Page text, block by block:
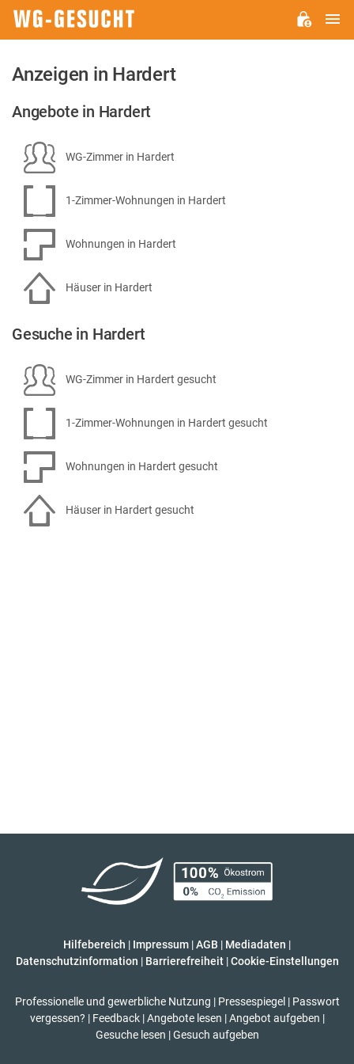
Anzeigen in Hardert
Angebote in Hardert
WG-Zimmer in Hardert
1-Zimmer-Wohnungen in Hardert
Wohnungen in Hardert
Häuser in Hardert
Gesuche in Hardert
WG-Zimmer in Hardert gesucht
1-Zimmer-Wohnungen in Hardert gesucht
Wohnungen in Hardert gesucht
Häuser in Hardert gesucht
Hilfebereich | Impressum |AGB | Mediadaten |
Datenschutzinformation | Barrierefreiheit | Cookie-Einstellungen
Professionelle und gewerbliche Nutzung | Pressespiegel | Passwort
vergessen? | Feedback | Angebote lesen | Angebot aufgeben |
Gesuche lesen | Gesuch aufgeben